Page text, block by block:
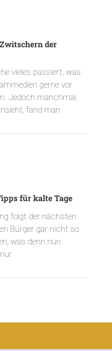
der
vieles passiert, was
gerne vor
Jedoch manchmal,
fand man
für kalte Tage
folgt der nächsten.
Bürger gar nicht so
was denn nun